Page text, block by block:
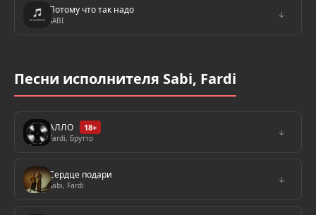
Потому что так надо
SABI
↓
Песни исполнителя Sabi, Fardi
АЛЛО 18+
Fardi, Брутто
↓
Сердце подари
Sabi, Fardi
↓